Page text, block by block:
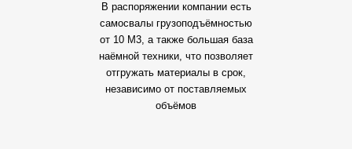
В распоряжении компании есть
самосвалы грузоподъёмностью
от 10 М3, а также большая база
наёмной техники, что позволяет
отгружать материалы в срок,
независимо от поставляемых
объёмов